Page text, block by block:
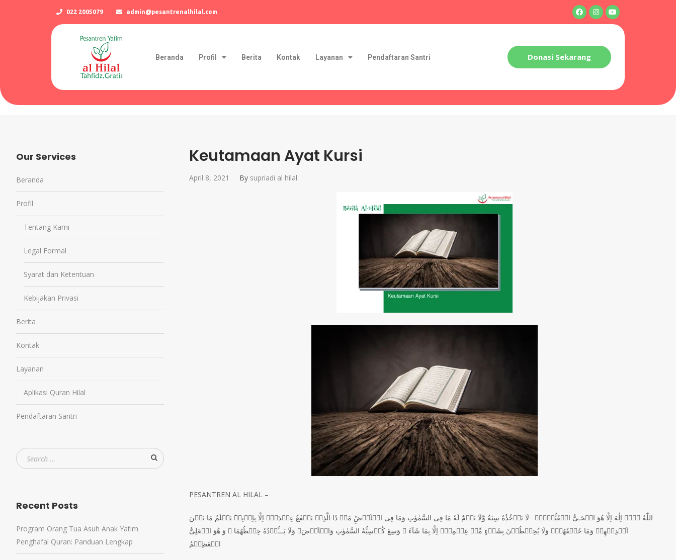
022 2005079 admin@pesantrenalhilal.com
Beranda Profil Berita Kontak Layanan Pendaftaran Santri Donasi Sekarang
Keutamaan Ayat Kursi
April 8, 2021 By supriadi al hilal
PESANTREN AL HILAL –
اللّٰهُ لَاۤ اِلٰهَ اِلَّا هُوَ الۡحَـىُّ الۡقَيُّوۡمُۚ لَا تَاۡخُذُهٗ سِنَةٌ وَّلَا نَوۡمٌ‌ؕ لَهٗ مَا فِى السَّمٰوٰتِ وَمَا فِى الۡاَرۡضِ‌ؕ مَنۡ ذَا الَّذِىۡ يَشۡفَعُ عِنۡدَهٗۤ اِلَّا بِاِذۡنِهٖ‌ؕ يَعۡلَمُ مَا بَيۡنَ
اَيۡدِيۡهِمۡ وَمَا خَلۡفَهُمۡ‌ۚ وَلَا يُحِيۡطُوۡنَ بِشَىۡءٍ مِّنۡ عِلۡمِهٖۤ اِلَّا بِمَا شَآءَ ۚ وَسِعَ كُرۡسِيُّهُ السَّمٰوٰتِ وَالۡاَرۡضَ‌‌ۚ وَلَا يَـــُٔوۡدُهٗ حِفۡظُهُمَا ‌ۚ وَ هُوَ الۡعَلِىُّ
الۡعَظِيۡمُ
Our Services
Beranda
Profil
Tentang Kami
Legal Formal
Syarat dan Ketentuan
Kebijakan Privasi
Berita
Kontak
Layanan
Aplikasi Quran Hilal
Pendaftaran Santri
Recent Posts
Program Orang Tua Asuh Anak Yatim
Penghafal Quran: Panduan Lengkap